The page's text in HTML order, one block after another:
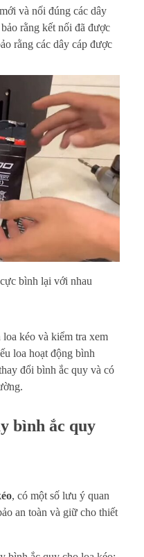
và nối đúng các dây
rằng kết nối đã được
rằng các dây cáp được
bình lại với nhau
kéo và kiểm tra xem
loa hoạt động bình
đổi bình ắc quy và có
bình ắc quy
, có một số lưu ý quan
an toàn và giữ cho thiết